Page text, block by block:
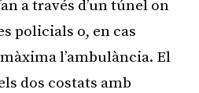
a través d’un túnel on
policials o, en cas
l’ambulància. El
dos costats amb